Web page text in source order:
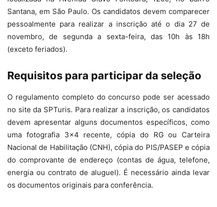
Santana, em São Paulo. Os candidatos devem comparecer
pessoalmente para realizar a inscrição até o dia 27 de
novembro, de segunda a sexta-feira, das 10h às 18h
(exceto feriados).
Requisitos para participar da seleção
O regulamento completo do concurso pode ser acessado
no site da SPTuris. Para realizar a inscrição, os candidatos
devem apresentar alguns documentos específicos, como
uma fotografia 3×4 recente, cópia do RG ou Carteira
Nacional de Habilitação (CNH), cópia do PIS/PASEP e cópia
do comprovante de endereço (contas de água, telefone,
energia ou contrato de aluguel). É necessário ainda levar
os documentos originais para conferência.